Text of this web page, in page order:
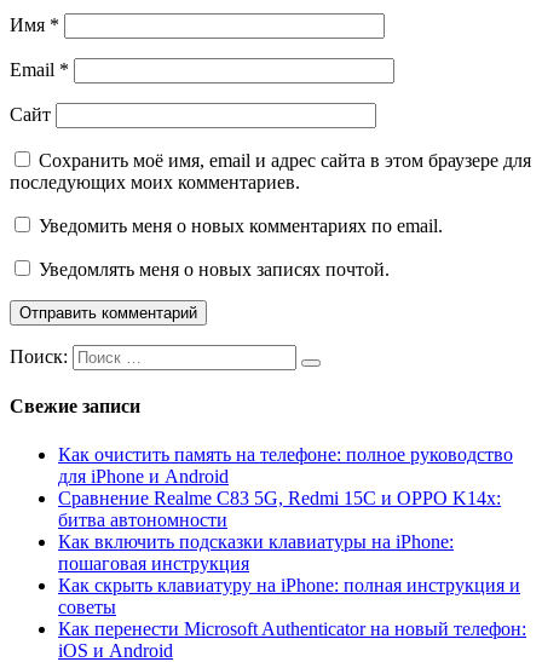
Имя *
Email *
Сайт
Сохранить моё имя, email и адрес сайта в этом браузере для
последующих моих комментариев.
Уведомить меня о новых комментариях по email.
Уведомлять меня о новых записях почтой.
Поиск:
Свежие записи
Как очистить память на телефоне: полное руководство
для iPhone и Android
Сравнение Realme C83 5G, Redmi 15C и OPPO K14x:
битва автономности
Как включить подсказки клавиатуры на iPhone:
пошаговая инструкция
Как скрыть клавиатуру на iPhone: полная инструкция и
советы
Как перенести Microsoft Authenticator на новый телефон:
iOS и Android